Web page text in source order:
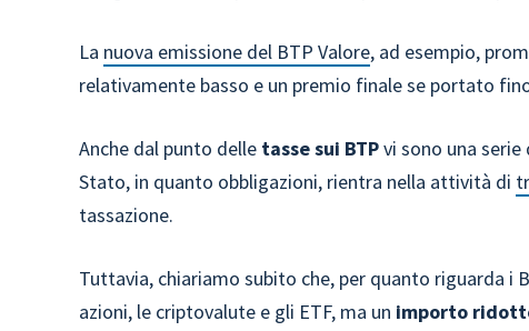
La nuova emissione del BTP Valore, ad esempio,
relativamente basso e un premio finale se portato
Anche dal punto delle tasse sui BTPvi sono una serie
Stato, in quanto obbligazioni, rientra nella attività di
tassazione.
Tuttavia, chiariamo subito che, per quanto riguarda i
azioni, le criptovalute e gli ETF, ma un importo